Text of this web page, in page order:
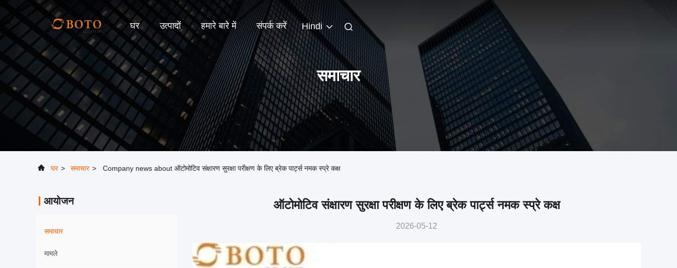
घर उत्पादों हमारे बारे में संपर्क करें Hindi
समाचार
घर > समाचार > Company news about ऑटोमोटिव संक्षारण सुरक्षा परीक्षण के लिए ब्रेक पार्ट्स नमक स्प्रे कक्ष
आयोजन
समाचार
मामले
ऑटोमोटिव संक्षारण सुरक्षा परीक्षण के लिए ब्रेक पार्ट्स नमक स्प्रे कक्ष
2026-05-12